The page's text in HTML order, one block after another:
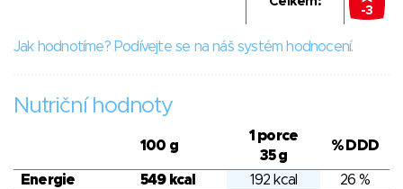
-3
Jak hodnotíme? Podívejte se na náš systém hodnocení.
Nutriční hodnoty
100 g
1 porce
35 g
% DDD
Energie 549 kcal 192 kcal
26 %